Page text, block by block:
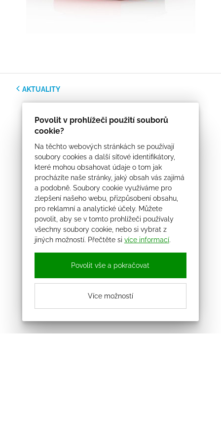
Povolit v prohlížeči použití souborů
cookie?
Na těchto webových stránkách se používají
soubory cookies a další síťové identifikátory,
které mohou obsahovat údaje o tom jak
procházíte naše stránky, jaký obsah vás zajímá
a podobně. Soubory cookie využíváme pro
zlepšení našeho webu, přizpůsobení obsahu,
pro reklamní a analytické účely. Můžete
povolit, aby se v tomto prohlížeči používaly
všechny soubory cookie, nebo si vybrat z
jiných možností. Přečtěte si více informací.
Povolit vše a pokračovat
Více možností
AKTUALITY